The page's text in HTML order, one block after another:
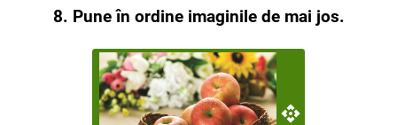
8. Pune în ordine imaginile de mai jos.